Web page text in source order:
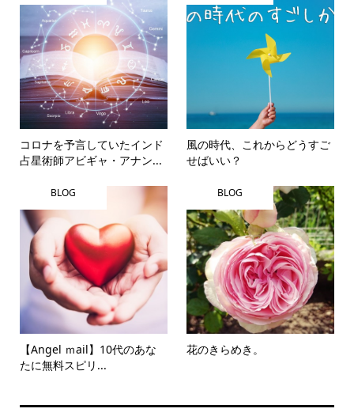
コロナを予言していたインド
占星術師アビギャ・アナン...
風の時代、これからどうすご
せばいい？
BLOG
【Angel ｍail】10代のあな
たに無料スピリ...
BLOG
花のきらめき。